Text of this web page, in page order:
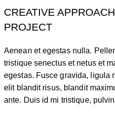
CREATIVE
PROJECT
Aenean et egestas nulla.
tristique senectus et netus et
egestas. Fusce gravida, ligula
elit blandit risus, blandit
ante. Duis id mi tristique,